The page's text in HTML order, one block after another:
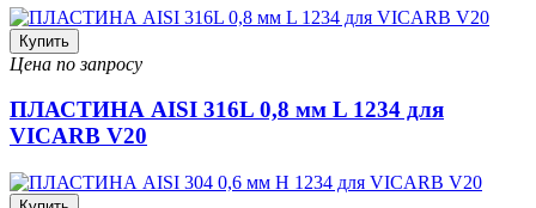
Купить
Цена по запросу
ПЛАСТИНА AISI 316L 0,8 мм L 1234 для
VICARB V20